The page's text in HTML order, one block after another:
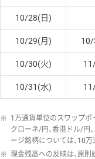
10/28(日)
10/29(月) 10/
10/30(火)
10/31(水)
※ 1万通貨単位のスワップポ
クローネ/円、香港ドル/円
ージ銘柄については、10万
※ 現金残高への反映は、原